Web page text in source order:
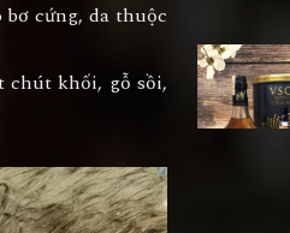
cứng, da thuộc
chút khối, gỗ sồi,